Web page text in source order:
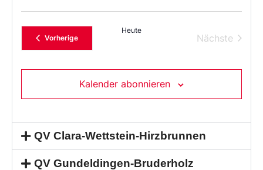
VorherigeVeranstaltungen
Heute
Nächste
Kalender abonnieren
QV Clara-Wettstein-Hirzbrunnen
QV Gundeldingen-Bruderholz